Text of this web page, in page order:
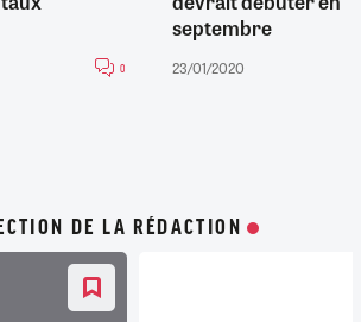
0
septembre
23/01/2020
DE LA RÉDACTION